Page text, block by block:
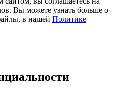
Вы можете узнать больше о
в нашей Политике